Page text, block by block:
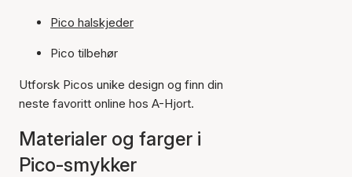
Pico halskjeder
Pico tilbehør
Utforsk Picos unike design og finn din
neste favoritt online hos A-Hjort.
Materialer og farger i
Pico-smykker